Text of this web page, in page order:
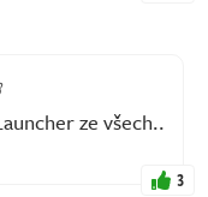
ze všech..
3